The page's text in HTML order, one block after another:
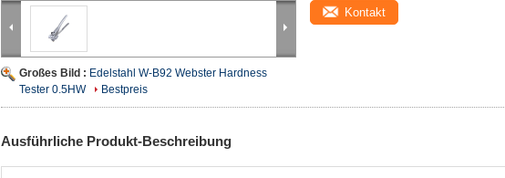
Großes Bild : Edelstahl W-B92 Webster Hardness
Tester 0.5HW
Bestpreis
Kontakt
Ausführliche Produkt-Beschreibung